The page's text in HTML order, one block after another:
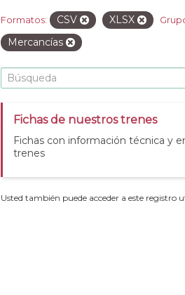
Formatos: CSV XLSX
Mercancías
Fichas de nuestros trenes
Fichas con información técnica y
trenes
Usted también puede acceder a este registro